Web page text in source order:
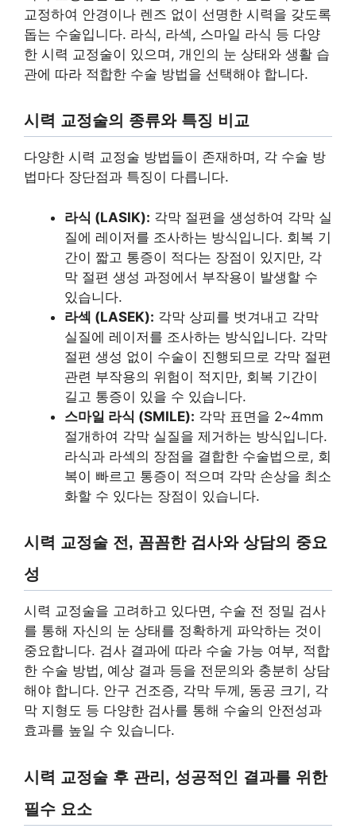
교정하여 안경이나 렌즈 없이 선명한 시력을 갖도록
돕는 수술입니다. 라식, 라섹, 스마일 라식 등 다양
한 시력 교정술이 있으며, 개인의 눈 상태와 생활 습
관에 따라 적합한 수술 방법을 선택해야 합니다.
시력 교정술의 종류와 특징 비교
다양한 시력 교정술 방법들이 존재하며, 각 수술 방
법마다 장단점과 특징이 다릅니다.
라식 (LASIK): 각막 절편을 생성하여 각막 실
질에 레이저를 조사하는 방식입니다. 회복 기
간이 짧고 통증이 적다는 장점이 있지만, 각
막 절편 생성 과정에서 부작용이 발생할 수
있습니다.
라섹 (LASEK): 각막 상피를 벗겨내고 각막
실질에 레이저를 조사하는 방식입니다. 각막
절편 생성 없이 수술이 진행되므로 각막 절편
관련 부작용의 위험이 적지만, 회복 기간이
길고 통증이 있을 수 있습니다.
스마일 라식 (SMILE): 각막 표면을 2~4mm
절개하여 각막 실질을 제거하는 방식입니다.
라식과 라섹의 장점을 결합한 수술법으로, 회
복이 빠르고 통증이 적으며 각막 손상을 최소
화할 수 있다는 장점이 있습니다.
시력 교정술 전, 꼼꼼한 검사와 상담의 중요
성
시력 교정술을 고려하고 있다면, 수술 전 정밀 검사
를 통해 자신의 눈 상태를 정확하게 파악하는 것이
중요합니다. 검사 결과에 따라 수술 가능 여부, 적합
한 수술 방법, 예상 결과 등을 전문의와 충분히 상담
해야 합니다. 안구 건조증, 각막 두께, 동공 크기, 각
막 지형도 등 다양한 검사를 통해 수술의 안전성과
효과를 높일 수 있습니다.
시력 교정술 후 관리, 성공적인 결과를 위한
필수 요소